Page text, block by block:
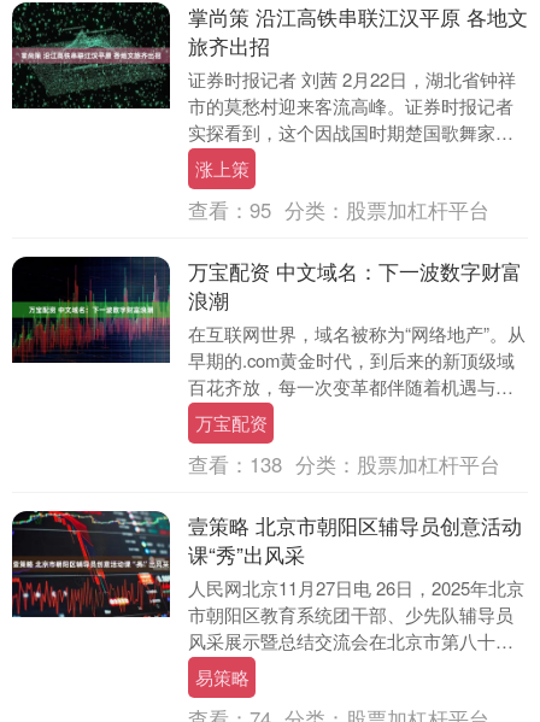
掌尚策 沿江高铁串联江汉平原 各地文
旅齐出招
证券时报记者 刘茜 2月22日，湖北省钟祥
市的莫愁村迎来客流高峰。证券时报记者
实探看到，这个因战国时期楚国歌舞家莫
愁女生长于此而得名的民俗村，处处洋溢
着春节期间....
涨上策
查看： 95 分类： 股票加杠杆平台
万宝配资 中文域名：下一波数字财富
浪潮
在互联网世界，域名被称为“网络地产”。从
早期的.com黄金时代，到后来的新顶级域
百花齐放，每一次变革都伴随着机遇与争
议。如今，随着中国互联网的深度普及和
国家对数....
万宝配资
查看： 138 分类： 股票加杠杆平台
壹策略 北京市朝阳区辅导员创意活动
课“秀”出风采
人民网北京11月27日电 26日，2025年北京
市朝阳区教育系统团干部、少先队辅导员
风采展示暨总结交流会在北京市第八十中
学（白家庄校区）举办。本次活动以“匠心
筑....
易策略